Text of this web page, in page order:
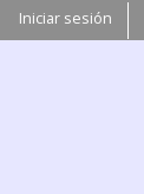
Iniciar sesión